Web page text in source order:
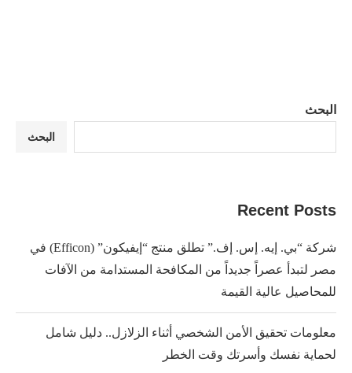
البحث
البحث
Recent Posts
شركة “بي. إيه. إس. إف.” تطلق منتج “إيفيكون” (Efficon) في
مصر لتبدأ عصراً جديداً من المكافحة المستدامة من الآفات
للمحاصيل عالية القيمة
معلومات تحقيق الأمن الشخصي أثناء الزلازل.. دليل شامل
لحماية نفسك وأسرتك وقت الخطر